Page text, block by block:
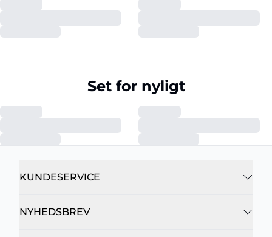
Set for nyligt
KUNDESERVICE
NYHEDSBREV